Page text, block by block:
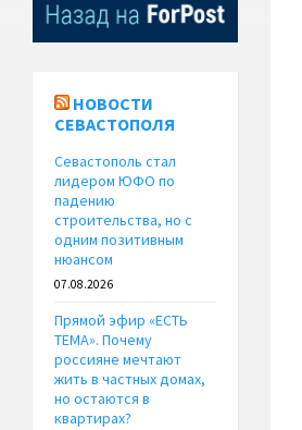
НОВОСТИ
СЕВАСТОПОЛЯ
Севастополь стал
лидером ЮФО по
падению
строительства, но с
одним позитивным
нюансом
07.08.2026
Прямой эфир «ЕСТЬ
ТЕМА». Почему
россияне мечтают
жить в частных домах,
но остаются в
квартирах?